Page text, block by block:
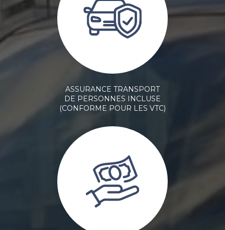
ASSURANCE TRANSPORT
DE PERSONNES INCLUSE
(CONFORME POUR LES VTC)